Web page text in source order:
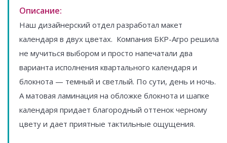
Описание:
Наш дизайнерский отдел разработал макет
календаря в двух цветах. Компания БКР-Агро решила
не мучиться выбором и просто напечатали два
варианта исполнения квартального календаря и
блокнота — темный и светлый. По сути, день и ночь.
А матовая ламинация на обложке блокнота и шапке
календаря придает благородный оттенок черному
цвету и дает приятные тактильные ощущения.